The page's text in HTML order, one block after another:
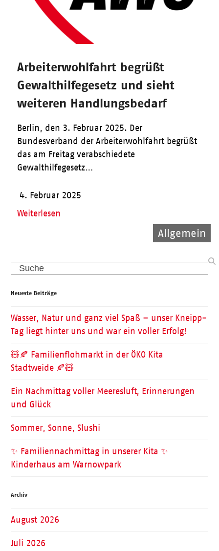
Kinder
Pflege
Allgemein
Arbeiterwohlfahrt begrüßt
Gewalthilfegesetz und sieht
weiteren Handlungsbedarf
Berlin, den 3. Februar 2025. Der
Bundesverband der Arbeiterwohlfahrt begrüßt
das am Freitag verabschiedete
Gewalthilfegesetz…
4. Februar 2025
Weiterlesen
Search
Neueste Beiträge
Wasser, Natur und ganz viel Spaß – unser Kneipp-
Tag liegt hinter uns und war ein voller Erfolg!
🧸🍂 Familienflohmarkt in der ÖKO Kita
Stadtweide 🍂🧸
Ein Nachmittag voller Meeresluft, Erinnerungen
und Glück
Sommer, Sonne, Slushi
✨ Familiennachmittag in unserer Kita ✨
Kinderhaus am Warnowpark
Archiv
August 2026
Juli 2026